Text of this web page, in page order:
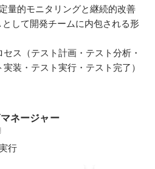
量的モニタリングと継続的改善
として開発チームに内包される形
セス（テスト計画・テスト分析・
装・テスト実行・テスト完了）
ネージャー
行